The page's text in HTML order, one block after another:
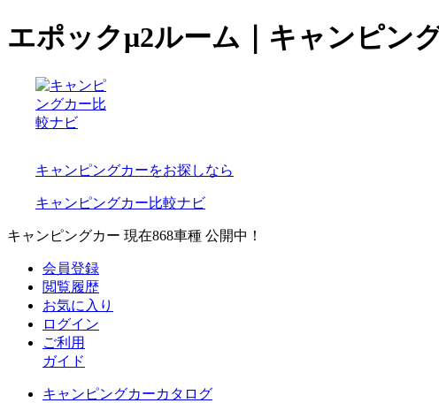
エポックμ2ルーム｜キャンピン
キャンピングカーをお探しなら
キャンピングカー比較ナビ
キャンピングカー 現在868車種 公開中！
会員登録
閲覧履歴
お気に入り
ログイン
ご利用
ガイド
キャンピングカーカタログ